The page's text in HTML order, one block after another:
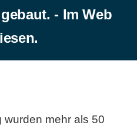
- Im Web
wurden mehr als 50